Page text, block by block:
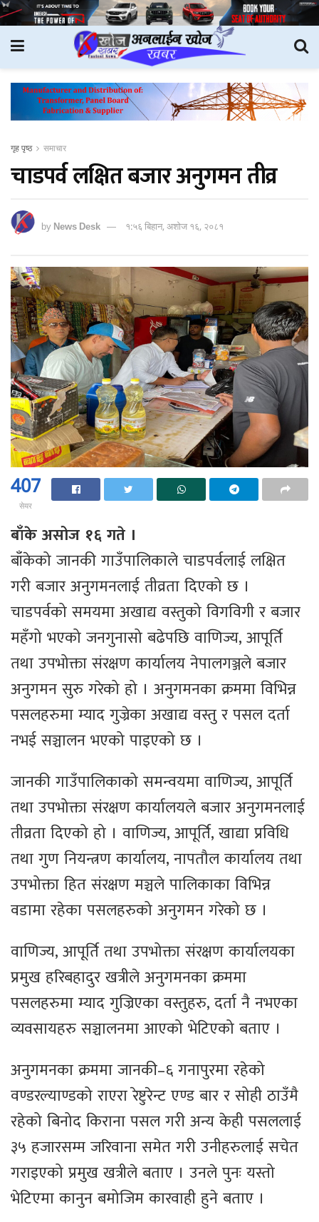
गृह पृष्ठ समाचार
चाडपर्व लक्षित बजार अनुगमन तीव्र
byNews Desk १:५६ बिहान, अशोज १६, २०८१
407
सेयर
बाँके असोज १६ गते ।
बाँकेको जानकी गाउँपालिकाले चाडपर्वलाई लक्षित
गरी बजार अनुगमनलाई तीव्रता दिएको छ ।
चाडपर्वको समयमा अखाद्य वस्तुको विगविगी र बजार
महँगो भएको जनगुनासो बढेपछि वाणिज्य, आपूर्ति
तथा उपभोक्ता संरक्षण कार्यालय नेपालगञ्जले बजार
अनुगमन सुरु गरेको हो । अनुगमनका क्रममा विभिन्न
पसलहरुमा म्याद गुज्रेका अखाद्य वस्तु र पसल दर्ता
नभई सञ्चालन भएको पाइएको छ ।
जानकी गाउँपालिकाको समन्वयमा वाणिज्य, आपूर्ति
तथा उपभोक्ता संरक्षण कार्यालयले बजार अनुगमनलाई
तीव्रता दिएको हो । वाणिज्य, आपूर्ति, खाद्या प्रविधि
तथा गुण नियन्त्रण कार्यालय, नापतौल कार्यालय तथा
उपभोक्ता हित संरक्षण मञ्चले पालिकाका विभिन्न
वडामा रहेका पसलहरुको अनुगमन गरेको छ ।
वाणिज्य, आपूर्ति तथा उपभोक्ता संरक्षण कार्यालयका
प्रमुख हरिबहादुर खत्रीले अनुगमनका क्रममा
पसलहरुमा म्याद गुज्रिएका वस्तुहरु, दर्ता नै नभएका
व्यवसायहरु सञ्चालनमा आएको भेटिएको बताए ।
अनुगमनका क्रममा जानकी–६ गनापुरमा रहेको
वण्डरल्याण्डको राएरा रेष्टुरेन्ट एण्ड बार र सोही ठाउँमै
रहेको बिनोद किराना पसल गरी अन्य केही पसललाई
३५ हजारसम्म जरिवाना समेत गरी उनीहरुलाई सचेत
गराइएको प्रमुख खत्रीले बताए । उनले पुनः यस्तो
भेटिएमा कानुन बमोजिम कारवाही हुने बताए ।